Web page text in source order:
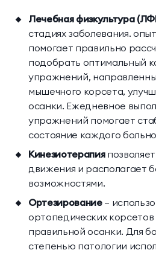
Лечебная физкультура
стадиях заболевания.
помогает правильно
подобрать оптимальный
упражнений,
мышечного корсета,
осанки. Ежедневное
упражнений помогает
состояние каждого
Кинезиотерапия
движения и располагает
возможностями.
Ортезирование—
ортопедических
правильной осанки. Для
степенью патологии